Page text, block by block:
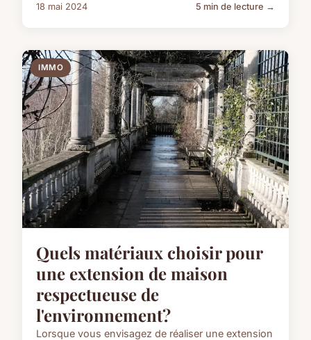
18 mai 2024 5 min de lecture →
IMMO
Quels matériaux choisir pour
une extension de maison
respectueuse de
l'environnement?
Lorsque vous envisagez de réaliser une extension